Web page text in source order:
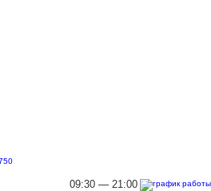
09:30 — 21:00